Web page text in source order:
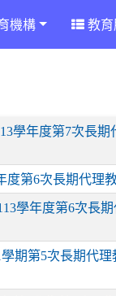
機構 教育
學年度第7次長期
度第6次長期代理
學年度第6次長
期第5次長期代